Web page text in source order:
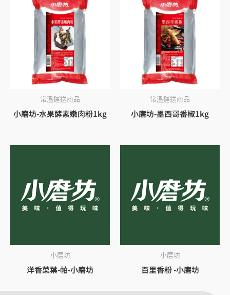
常溫運送商品
小磨坊-水果酵素嫩肉粉1kg
常溫運送商品
小磨坊-墨西哥番椒1kg
小磨坊
洋香菜葉-帕-小磨坊
小磨坊
百里香粉 -小磨坊